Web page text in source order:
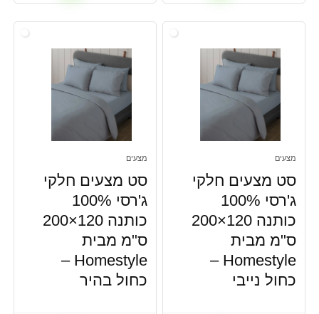
מצעים
סט מצעים חלקי
ג'רסי 100%
כותנה 120×200
ס"מ מבית
Homestyle –
כחול נייבי
מצעים
סט מצעים חלקי
ג'רסי 100%
כותנה 120×200
ס"מ מבית
Homestyle –
כחול בהיר